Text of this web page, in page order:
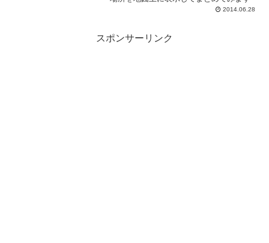
2014.06.28
スポンサーリンク